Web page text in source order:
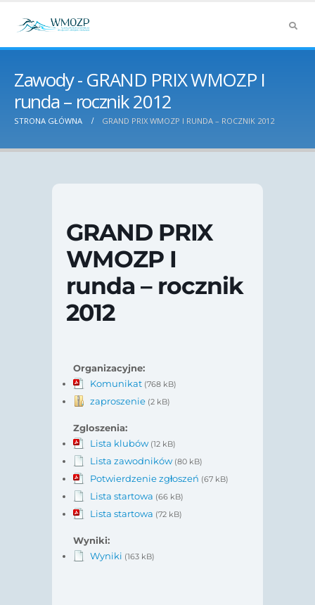
Zawody - GRAND PRIX WMOZP I
runda – rocznik 2012
STRONA GŁÓWNA GRAND PRIX WMOZP I RUNDA – ROCZNIK 2012
GRAND PRIX
WMOZP I
runda – rocznik
2012
Organizacyjne:
Komunikat (768 kB)
zaproszenie (2 kB)
Zgloszenia:
Lista klubów (12 kB)
Lista zawodników (80 kB)
Potwierdzenie zgłoszeń (67 kB)
Lista startowa (66 kB)
Lista startowa (72 kB)
Wyniki:
Wyniki (163 kB)